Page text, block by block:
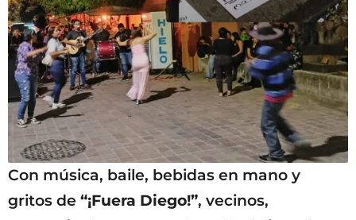
Con música, baile, bebidas en mano y
gritos de “¡Fuera Diego!”, vecinos,